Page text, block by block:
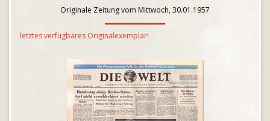
Originale Zeitung vom Mittwoch, 30.01.1957
letztes verfügbares Originalexemplar!